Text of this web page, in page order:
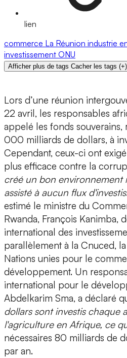
lien
commerce La Réunion industrie
investissement ONU
Afficher plus de tags Cacher les tags (+)
Lors d’une réunion
22 avril, les responsables
appelé les fonds souverains,
000 milliards de dollars, à
Cependant, ceux-ci ont
plus efficace contre la
créé un bon environnement
assisté à aucun flux
estimé le ministre du
Rwanda, François Kanimba,
international des
parallèlement à la Cnuced,
Nations unies pour le
développement. Un
international pour le
Abdelkarim Sma, a déclaré
dollars sont investis chaque
l'agriculture en Afrique, ce
nécessaires 80 milliards de
par an.